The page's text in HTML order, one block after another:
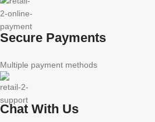
Secure Payments
Multiple payment methods
Chat With Us